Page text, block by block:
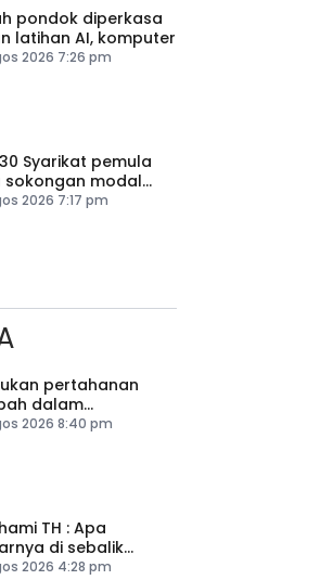
pondok diperkasa
latihan AI, komputer
2026 7:26 pm
Syarikat pemula
sokongan modal
uP
2026 7:17 pm
pertahanan
dalam
2027
2026 8:40 pm
TH : Apa
di sebalik
2026 4:28 pm